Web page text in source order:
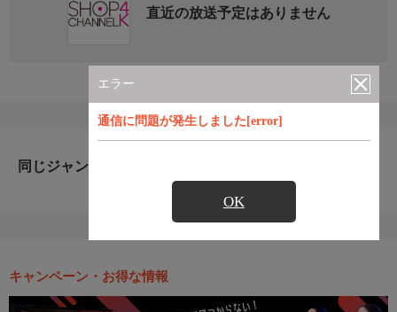
エラー
通信に問題が発生しました[error]
OK
直近の放送予定はありません
同じジャンルのおすすめ番組
キャンペーン・お得な情報